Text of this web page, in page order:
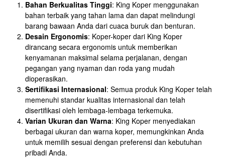
Bahan Berkualitas Tinggi: King Koper menggunakan
bahan terbaik yang tahan lama dan dapat melindungi
barang bawaan Anda dari cuaca buruk dan benturan.
Desain Ergonomis: Koper-koper dari King Koper
dirancang secara ergonomis untuk memberikan
kenyamanan maksimal selama perjalanan, dengan
pegangan yang nyaman dan roda yang mudah
dioperasikan.
Sertifikasi Internasional: Semua produk King Koper telah
memenuhi standar kualitas internasional dan telah
disertifikasi oleh lembaga-lembaga terkemuka.
Varian Ukuran dan Warna: King Koper menyediakan
berbagai ukuran dan warna koper, memungkinkan Anda
untuk memilih sesuai dengan preferensi dan kebutuhan
pribadi Anda.